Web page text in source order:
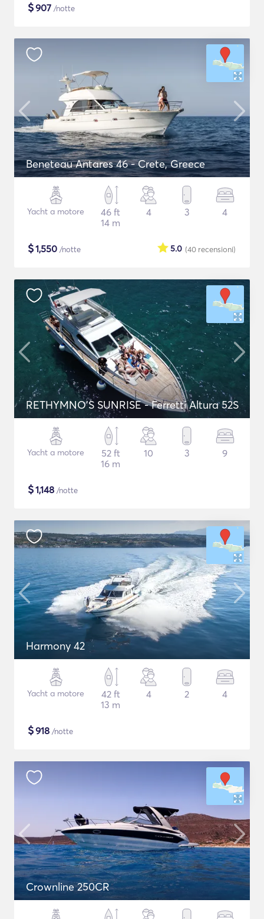
$907 /notte
Beneteau Antares 46 - Crete, Greece
Yacht a motore
46 ft
14 m
4 3 4
$1,550 /notte (40 recensioni)
5.0
RETHYMNO'S SUNRISE - Ferretti Altura 52S
Yacht a motore
52 ft
16 m
10 3 9
$1,148 /notte
Harmony 42
Yacht a motore
42 ft
13 m
4 2 4
$918 /notte
Crownline 250CR